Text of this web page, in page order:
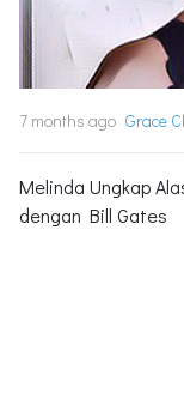
7 months ago Grace
Melinda Ungkap
dengan Bill Gates